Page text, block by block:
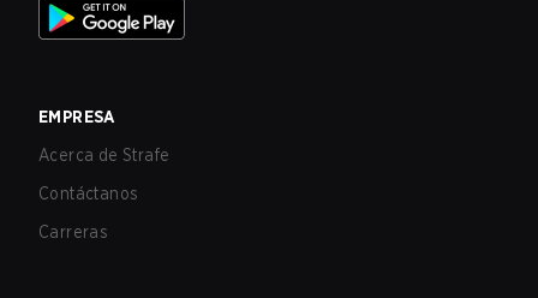
EMPRESA
Acerca de Strafe
Contáctanos
Carreras